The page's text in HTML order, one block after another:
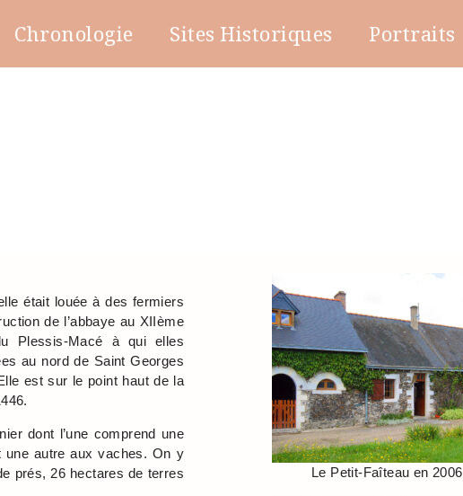
Chronologie Sites Historiques Portraits
Le Petit-Faîteau en 2006
était louée à des fermiers
de l’abbaye au XIIème
Plessis-Macé à qui elles
au nord de Saint Georges
est sur le point haut de la
dont l’une comprend une
autre aux vaches. On y
prés, 26 hectares de terres